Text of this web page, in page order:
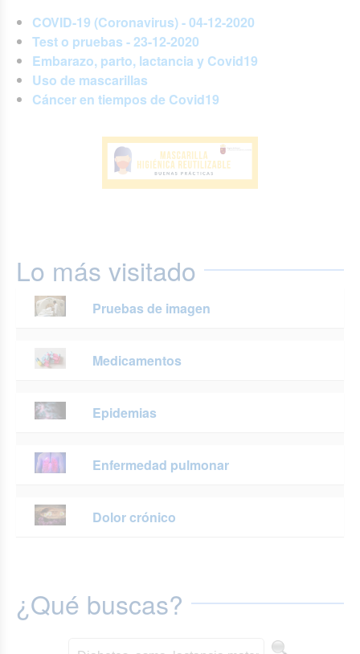
COVID-19 (Coronavirus) - 04-12-2020
Test o pruebas - 23-12-2020
Embarazo, parto, lactancia y Covid19
Uso de mascarillas
Cáncer en tiempos de Covid19
Lo más visitado
Pruebas de imagen
Medicamentos
Epidemias
Enfermedad pulmonar
Dolor crónico
¿Qué buscas?